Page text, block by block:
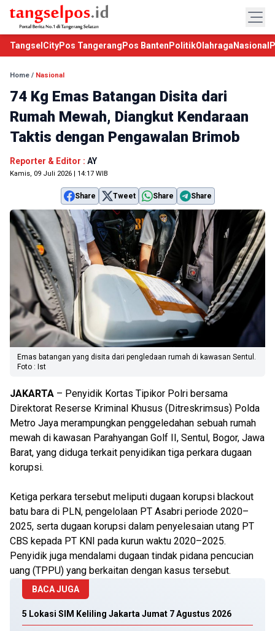
TangselCityPos Tangerang Pos Banten PolitikOlahraga Nasional
Home / Nasional
74 Kg Emas Batangan Disita dari
Rumah Mewah, Diangkut Kendaraan
Taktis dengan Pengawalan Brimob
Reporter & Editor : AY
Kamis, 09 Juli 2026 | 14:17 WIB
Share Tweet Share Share
Emas batangan yang disita dari pengledaan rumah di kawasan Sentul.
Foto : Ist
JAKARTA – Penyidik Kortas Tipikor Polri bersama
Direktorat Reserse Kriminal Khusus (Ditreskrimsus) Polda
Metro Jaya merampungkan penggeledahan sebuah rumah
mewah di kawasan Parahyangan Golf II, Sentul, Bogor, Jawa
Barat, yang diduga terkait penyidikan tiga perkara dugaan
korupsi.
Ketiga perkara tersebut meliputi dugaan korupsi blackout
batu bara di PLN, pengelolaan PT Asabri periode 2020–
2025, serta dugaan korupsi dalam penyelesaian utang PT
CBS kepada PT KNI pada kurun waktu 2020–2025.
Penyidik juga mendalami dugaan tindak pidana pencucian
uang (TPPU) yang berkaitan dengan kasus tersebut.
BACA JUGA
5 Lokasi SIM Keliling Jakarta Jumat 7 Agustus 2026